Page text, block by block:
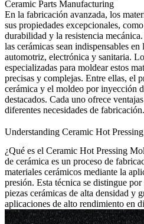
Ceramic Parts Manufacturing
En la fabricación avanzada, los
sus propiedades excepcionales,
durabilidad y la resistencia
las cerámicas sean indispensables
automotriz, electrónica y sanitaria.
especializadas para moldear estos
precisas y complejas. Entre ellas, el
cerámica y el moldeo por inyección
destacados. Cada uno ofrece
diferentes necesidades de fabricación.
Understanding Ceramic Hot
¿Qué es el Ceramic Hot Pressing
de cerámica es un proceso de
materiales cerámicos mediante la
presión. Esta técnica se distingue
piezas cerámicas de alta densidad y
aplicaciones de alto rendimiento en